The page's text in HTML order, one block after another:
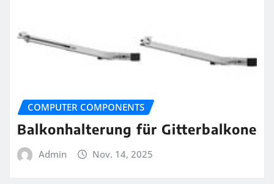
COMPUTER COMPONENTS
Balkonhalterung für Gitterbalkone
Admin Nov. 14, 2025